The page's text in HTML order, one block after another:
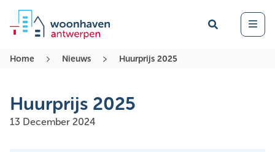
Zoek Open
Home Nieuws Huurprijs 2025
Huurprijs 2025
13 December 2024